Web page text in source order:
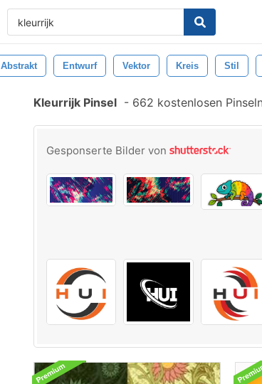
Abstrakt Entwurf Vektor Kreis Stil
Kleurrijk Pinsel - 662 kostenlosen
Gesponserte Bilder von